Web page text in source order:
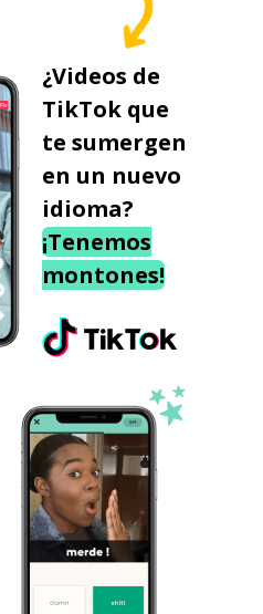
¿Videos de
TikTok que
te sumergen
en un nuevo
idioma?
¡Tenemos
montones!